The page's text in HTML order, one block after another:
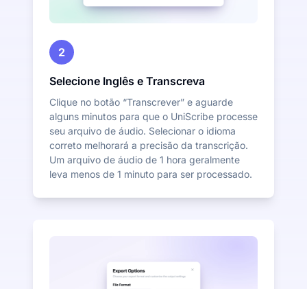
2
Selecione Inglês e Transcreva
Clique no botão “Transcrever” e aguarde
alguns minutos para que o UniScribe processe
seu arquivo de áudio. Selecionar o idioma
correto melhorará a precisão da transcrição.
Um arquivo de áudio de 1 hora geralmente
leva menos de 1 minuto para ser processado.